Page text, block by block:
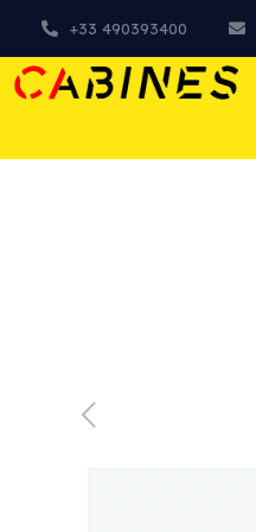
+33 490393400